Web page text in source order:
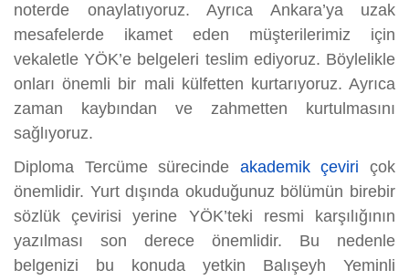
noterde onaylatıyoruz. Ayrıca Ankara’ya uzak
mesafelerde ikamet eden müşterilerimiz için
vekaletle YÖK’e belgeleri teslim ediyoruz. Böylelikle
onları önemli bir mali külfetten kurtarıyoruz. Ayrıca
zaman kaybından ve zahmetten kurtulmasını
sağlıyoruz.
Diploma Tercüme sürecinde akademik çeviri çok
önemlidir. Yurt dışında okuduğunuz bölümün birebir
sözlük çevirisi yerine YÖK’teki resmi karşılığının
yazılması son derece önemlidir. Bu nedenle
belgenizi bu konuda yetkin Balışeyh Yeminli